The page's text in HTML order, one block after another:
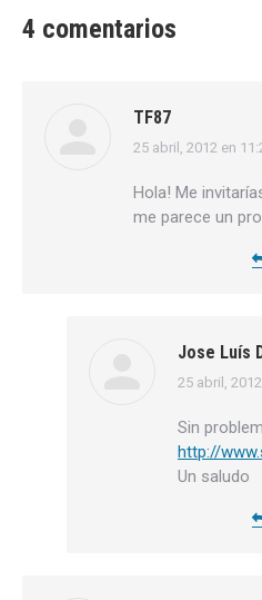
4 comentarios
TF87
dice:
25 abril, 2012 en
Hola! Me
me parece un
Jose Luís
dice:
25 abril,
Sin
http://
Un saludo